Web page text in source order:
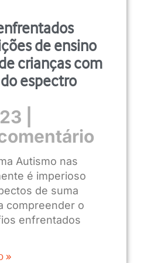
de ensino
crianças com
espectro
Autismo nas
é imperioso
de suma
compreender o
enfrentados
»